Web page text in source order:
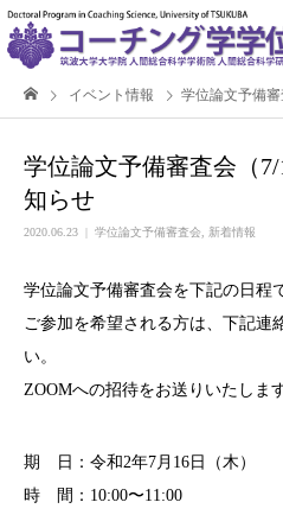
イベント情報 学位論文予備審
学位論文予備審査会（
知らせ
2020.06.23 学位論文予備審査会 新着情報
学位論文予備審査会を下記の日程
ご参加を希望される方は、下記連
い。
ZOOMへの招待をお送りいたします
期 日：令和2年7月16日（木）
時 間：10:00〜11:00